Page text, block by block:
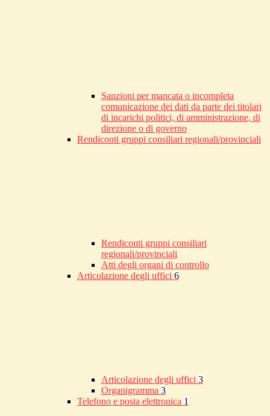
Sanzioni per mancata o incompleta
comunicazione dei dati da parte dei titolari
di incarichi politici, di amministrazione, di
direzione o di governo
Rendiconti gruppi consiliari regionali/provinciali
Rendiconti gruppi consiliari
regionali/provinciali
Atti degli organi di controllo
Articolazione degli uffici 6
Articolazione degli uffici 3
Organigramma 3
Telefono e posta elettronica 1